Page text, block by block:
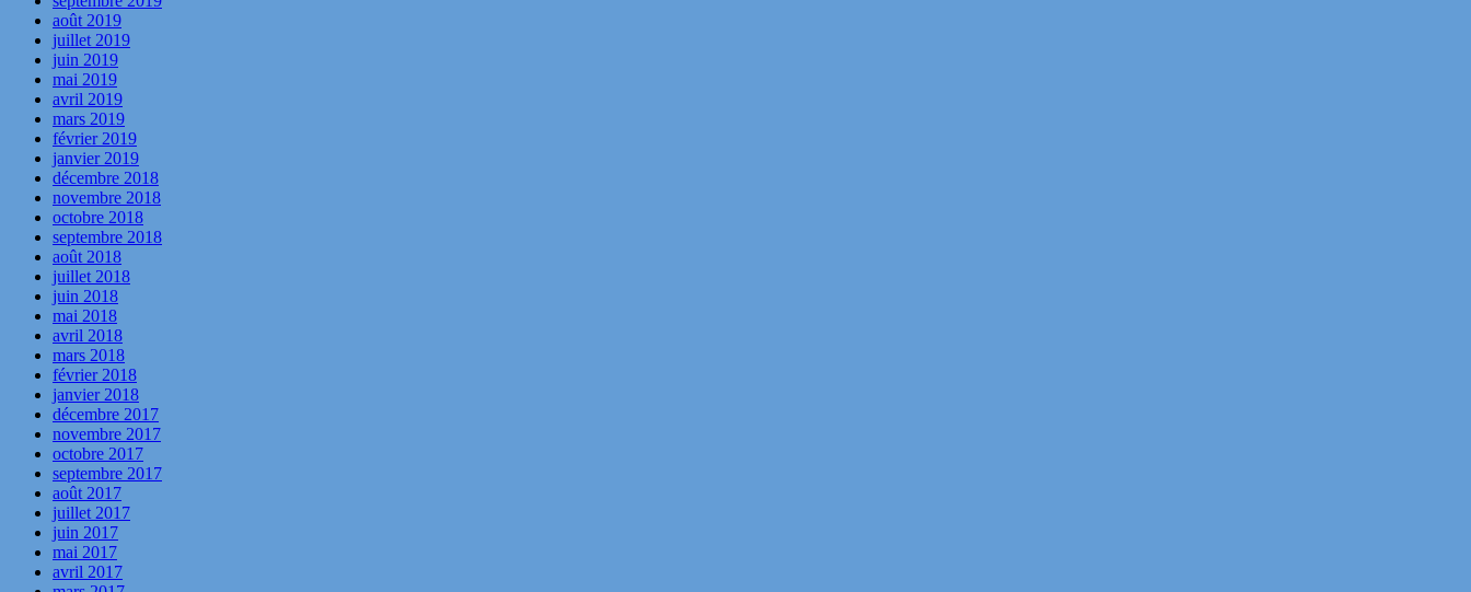
août 2019
juillet 2019
juin 2019
mai 2019
avril 2019
mars 2019
février 2019
janvier 2019
décembre 2018
novembre 2018
octobre 2018
septembre 2018
août 2018
juillet 2018
juin 2018
mai 2018
avril 2018
mars 2018
février 2018
janvier 2018
décembre 2017
novembre 2017
octobre 2017
septembre 2017
août 2017
juillet 2017
juin 2017
mai 2017
avril 2017